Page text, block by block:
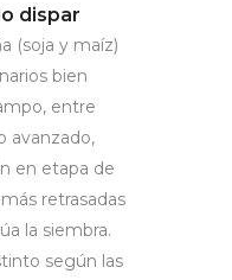
dispar
(soja y maíz)
bien
entre
avanzado,
en etapa de
retrasadas
la siembra.
según las